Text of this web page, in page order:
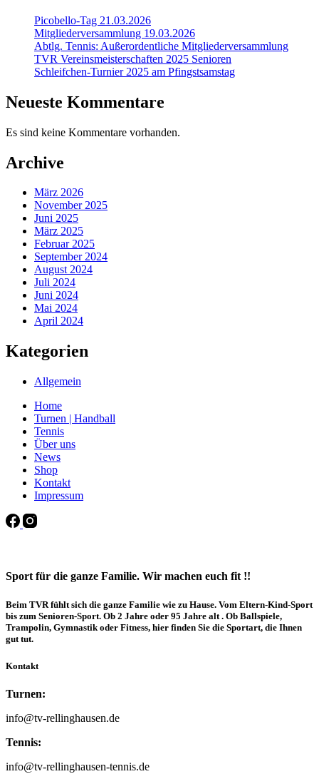
Picobello-Tag 21.03.2026
Mitgliederversammlung 19.03.2026
Abtlg. Tennis: Außerordentliche Mitgliederversammlung
TVR Vereinsmeisterschaften 2025 Senioren
Schleifchen-Turnier 2025 am Pfingstsamstag
Neueste Kommentare
Es sind keine Kommentare vorhanden.
Archive
März 2026
November 2025
Juni 2025
März 2025
Februar 2025
September 2024
August 2024
Juli 2024
Juni 2024
Mai 2024
April 2024
Kategorien
Allgemein
Home
Turnen | Handball
Tennis
Über uns
News
Shop
Kontakt
Impressum
Sport für die ganze Familie. Wir machen euch fit !!
Beim TVR fühlt sich die ganze Familie wie zu Hause. Vom Eltern-Kind-Sport
bis zum Senioren-Sport. Ob 2 Jahre oder 95 Jahre alt . Ob Ballspiele,
Trampolin, Gymnastik oder Fitness, hier finden Sie die Sportart, die Ihnen
gut tut.
Kontakt
Turnen:
info@tv-rellinghausen.de
Tennis:
info@tv-rellinghausen-tennis.de